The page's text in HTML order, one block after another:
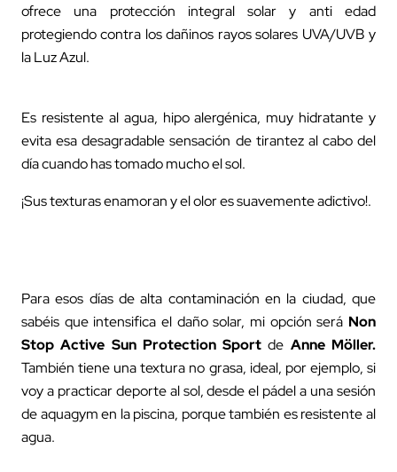
ofrece una protección integral solar y anti edad
protegiendo contra los dañinos rayos solares UVA/UVB y
la Luz Azul.
Es resistente al agua, hipo alergénica, muy hidratante y
evita esa desagradable sensación de tirantez al cabo del
día cuando has tomado mucho el sol.
¡Sus texturas enamoran y el olor es suavemente adictivo!.
Para esos días de alta contaminación en la ciudad, que
sabéis que intensifica el daño solar, mi opción será Non
Stop Active Sun Protection Sport de Anne Möller.
También tiene una textura no grasa, ideal, por ejemplo, si
voy a practicar deporte al sol, desde el pádel a una sesión
de aquagym en la piscina, porque también es resistente al
agua.